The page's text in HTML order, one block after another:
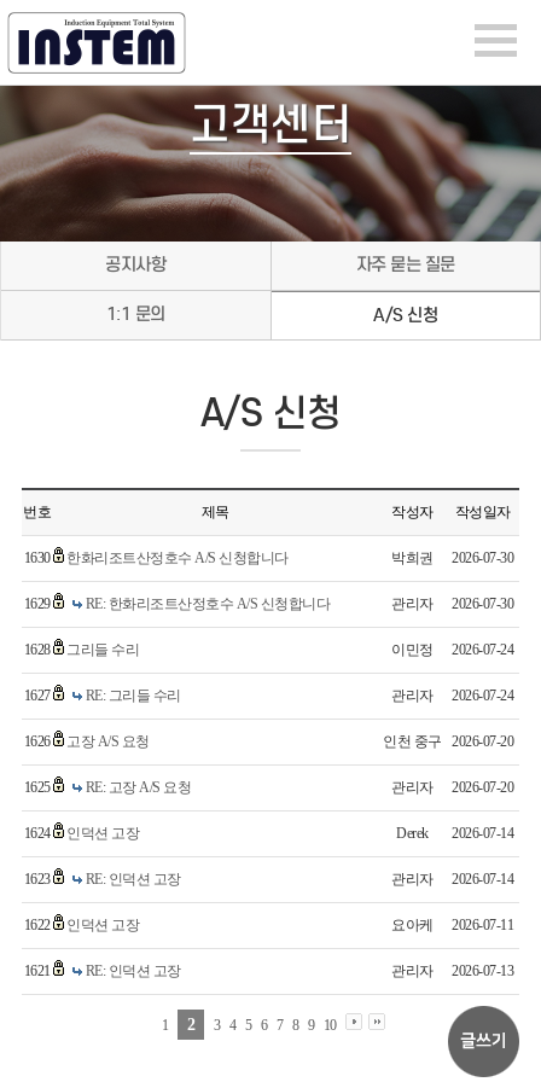
고객센터
공지사항 자주 묻는 질문
1:1 문의 A/S 신청
A/S 신청
번호 제목 작성자 작성일자
1630 한화리조트산정호수 A/S 신청합니다 박희권 2026-07-30
1629 RE: 한화리조트산정호수 A/S 신청합니다 관리자 2026-07-30
1628 그리들 수리 이민정 2026-07-24
1627 RE: 그리들 수리 관리자 2026-07-24
1626 고장 A/S 요청 인천 중구 2026-07-20
1625 RE: 고장 A/S 요청 관리자 2026-07-20
1624 인덕션 고장 Derek 2026-07-14
1623 RE: 인덕션 고장 관리자 2026-07-14
1622 인덕션 고장 요아케 2026-07-11
1621 RE: 인덕션 고장 관리자 2026-07-13
1 2 3 4 5 6 7 8 9 10